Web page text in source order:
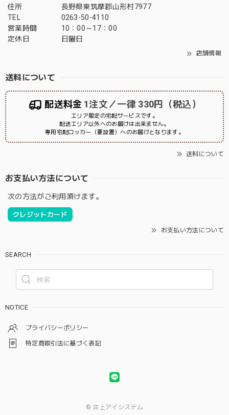
住所
長野県東筑摩郡山形村7977
TEL
0263-50-4110
営業時間
10：00～17：00
定休日
日曜日
店舗情報
送料について
配送料金 1注文／一律 330円（税込）
エリア限定の宅配サービスです。
配送エリア以外へのお届けは出来ません。
専用宅配ロッカー（要設置）へのお届けとなります。
送料について
お支払い方法について
次の方法がご利用頂けます。
クレジットカード
お支払い方法について
SEARCH
NOTICE
プライバシーポリシー
特定商取引法に基づく表記
© 井上アイシステム